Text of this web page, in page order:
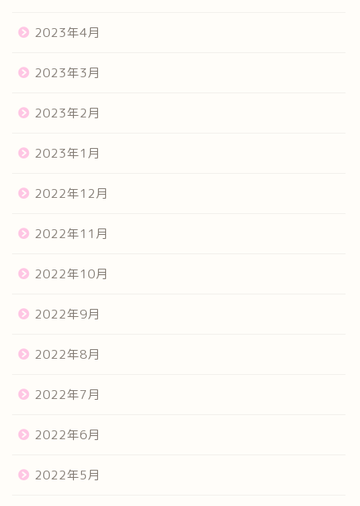
2023年4月
2023年3月
2023年2月
2023年1月
2022年12月
2022年11月
2022年10月
2022年9月
2022年8月
2022年7月
2022年6月
2022年5月